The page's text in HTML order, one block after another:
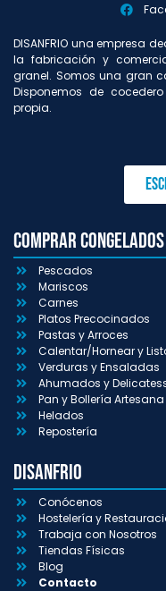
DISANFRIO una empresa
la fabricación y
granel. Somos una gran
Disponemos de
propia.
Comprar
Pescados
Mariscos
Carnes
Platos Precocinados
Pastas y Arroces
Calentar/Hornear y
Verduras y Ensaladas
Ahumados y
Pan y Bollería Artesana
Helados
Repostería
Disanfrio
Conócenos
Hostelería y
Trabaja con Nosotros
Tiendas Físicas
Blog
Contacto